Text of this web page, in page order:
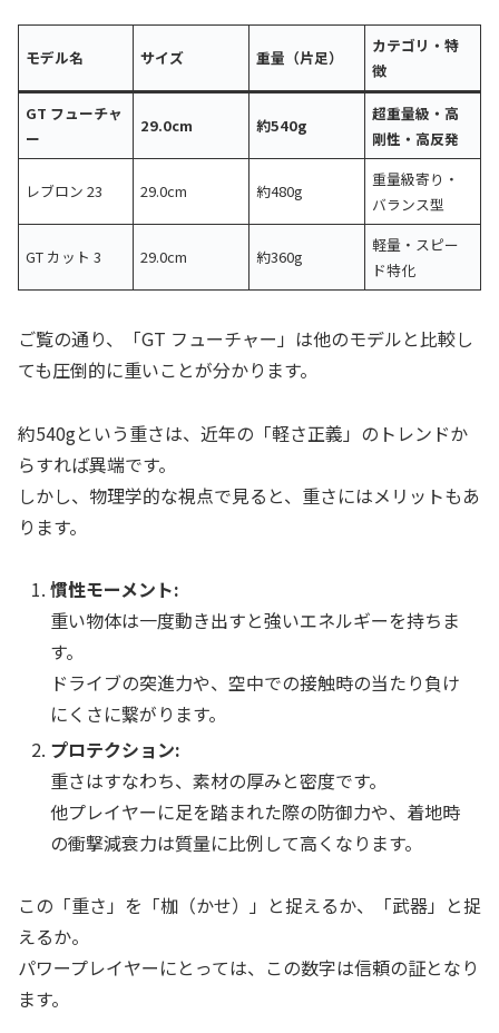
モデル名 サイズ 重量（片足）
カテゴリ・特
徴
GT フューチャ
ー
29.0cm 約540g
超重量級・高
剛性・高反発
レブロン 23 29.0cm 約480g
重量級寄り・
バランス型
GT カット 3 29.0cm 約360g
軽量・スピー
ド特化
ご覧の通り、「GT フューチャー」は他のモデルと比較し
ても圧倒的に重いことが分かります。
約540gという重さは、近年の「軽さ正義」のトレンドか
らすれば異端です。
しかし、物理学的な視点で見ると、重さにはメリットもあ
ります。
慣性モーメント:
重い物体は一度動き出すと強いエネルギーを持ちま
す。
ドライブの突進力や、空中での接触時の当たり負け
にくさに繋がります。
プロテクション:
重さはすなわち、素材の厚みと密度です。
他プレイヤーに足を踏まれた際の防御力や、着地時
の衝撃減衰力は質量に比例して高くなります。
この「重さ」を「枷（かせ）」と捉えるか、「武器」と捉
えるか。
パワープレイヤーにとっては、この数字は信頼の証となり
ます。